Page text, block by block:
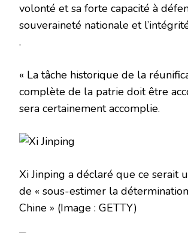
volonté et sa forte capacité à
souveraineté nationale et
.
« La tâche historique de la
complète de la patrie doit être
sera certainement accomplie.
Xi Jinping a déclaré que ce serait
de « sous-estimer la
Chine » (Image : GETTY)